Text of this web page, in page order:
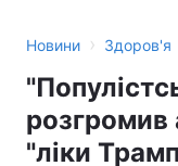
Новини › Здоров'я
розгромив
"ліки